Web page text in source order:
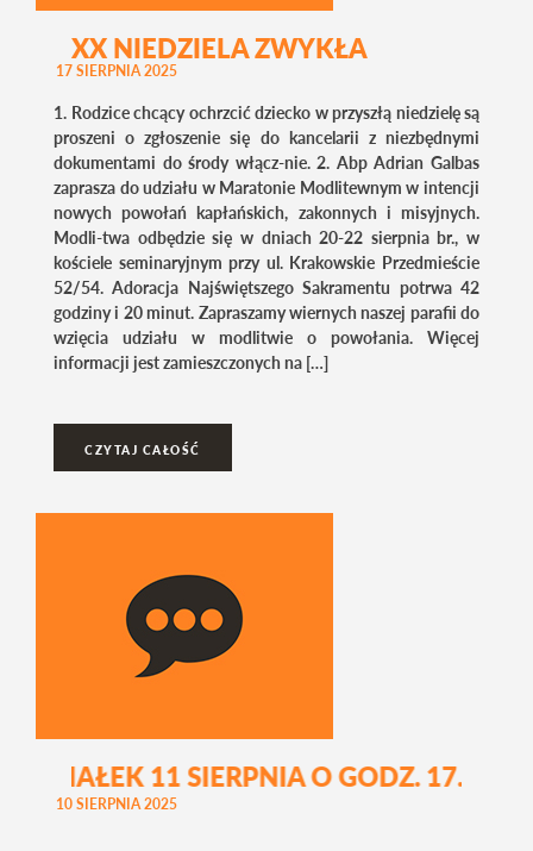
XX NIEDZIELA ZWYKŁA
17 SIERPNIA 2025
1. Rodzice chcący ochrzcić dziecko w przyszłą niedzielę są
proszeni o zgłoszenie się do kancelarii z niezbędnymi
dokumentami do środy włącz-nie. 2. Abp Adrian Galbas
zaprasza do udziału w Maratonie Modlitewnym w intencji
nowych powołań kapłańskich, zakonnych i misyjnych.
Modli-twa odbędzie się w dniach 20-22 sierpnia br., w
kościele seminaryjnym przy ul. Krakowskie Przedmieście
52/54. Adoracja Najświętszego Sakramentu potrwa 42
godziny i 20 minut. Zapraszamy wiernych naszej parafii do
wzięcia udziału w modlitwie o powołania. Więcej
informacji jest zamieszczonych na […]
CZYTAJ CAŁOŚĆ
11 SIERPNIA O GODZ. 17.15
10 SIERPNIA 2025